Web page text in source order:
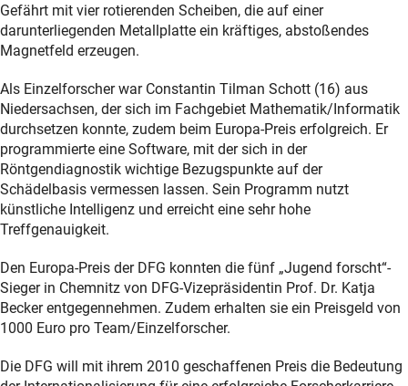
Gefährt mit vier rotierenden Scheiben, die auf einer
darunterliegenden Metallplatte ein kräftiges, abstoßendes
Magnetfeld erzeugen.
Als Einzelforscher war Constantin Tilman Schott (16) aus
Niedersachsen, der sich im Fachgebiet Mathematik/Informatik
durchsetzen konnte, zudem beim Europa-Preis erfolgreich. Er
programmierte eine Software, mit der sich in der
Röntgendiagnostik wichtige Bezugspunkte auf der
Schädelbasis vermessen lassen. Sein Programm nutzt
künstliche Intelligenz und erreicht eine sehr hohe
Treffgenauigkeit.
Den Europa-Preis der DFG konnten die fünf „Jugend forscht“-
Sieger in Chemnitz von DFG-Vizepräsidentin Prof. Dr. Katja
Becker entgegennehmen. Zudem erhalten sie ein Preisgeld von
1000 Euro pro Team/Einzelforscher.
Die DFG will mit ihrem 2010 geschaffenen Preis die Bedeutung